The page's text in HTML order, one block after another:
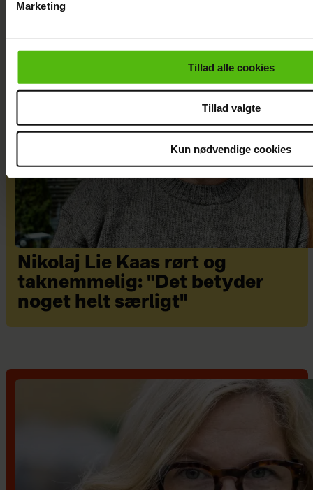
cookiepolitik.
Marketing
Tillad alle cookies
Tillad valgte
Kun nødvendige cookies
Nikolaj Lie Kaas rørt og
taknemmelig: "Det betyder
noget helt særligt"